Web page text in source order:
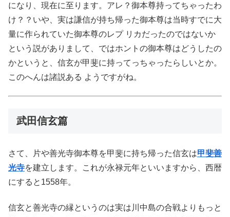
になり、現在に至ります。アレ？御本尊持ってちゃったわ
け？？いや、実は謙信が持ち帰った御本尊は当時すでに大
量に作られていた御本尊のレプ リカだったのではないか
という説がありまして、ではホントの御本尊はどうしたの
かというと、信玄が甲斐に持ってっちゃったらしいとか。
このへんは諸説ある ようですがね。
武田信玄篇
さて、片や善光寺御本尊を甲斐に持ち帰った信玄は甲斐善
光寺を建立します。これが永禄元年といいますから、西暦
にすると1558年。
信玄と善光寺の縁というのは実は川中島の合戦よりもっと